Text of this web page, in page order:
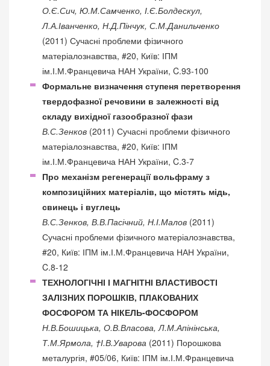
О.Є.Сич, Ю.М.Самченко, І.Є.Болдескул,
Л.А.Іванченко, Н.Д.Пінчук, С.М.Данильченко
(2011) Сучасні проблеми фізичного
матеріалознавства, #20, Київ: ІПМ
ім.І.М.Францевича НАН України, C.93-100
Формальне визначення ступеня перетворення
твердофазної речовини в залежності від
складу вихідної газообразної фази
В.С.Зенков (2011) Сучасні проблеми фізичного
матеріалознавства, #20, Київ: ІПМ
ім.І.М.Францевича НАН України, C.3-7
Про механізм регенерації вольфраму з
композиційних матеріалів, що містять мідь,
свинець і вуглець
В.С.Зенков, В.В.Пасічний, Н.І.Малов (2011)
Сучасні проблеми фізичного матеріалознавства,
#20, Київ: ІПМ ім.І.М.Францевича НАН України,
C.8-12
ТЕХНОЛОГІЧНІ І МАГНІТНІ ВЛАСТИВОСТІ
ЗАЛІЗНИХ ПОРОШКІВ, ПЛАКОВАНИХ
ФОСФОРОМ ТА НІКЕЛЬ-ФОСФОРОМ
Н.В.Бошицька, О.В.Власова, Л.М.Апінінська,
Т.М.Ярмола, †І.В.Уварова (2011) Порошкова
металургія, #05/06, Київ: ІПМ ім.І.М.Францевича